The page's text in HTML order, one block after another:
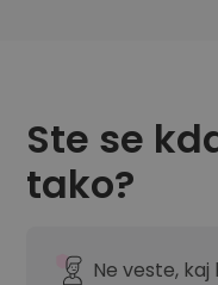
Ste se
tako?
Ne veste,